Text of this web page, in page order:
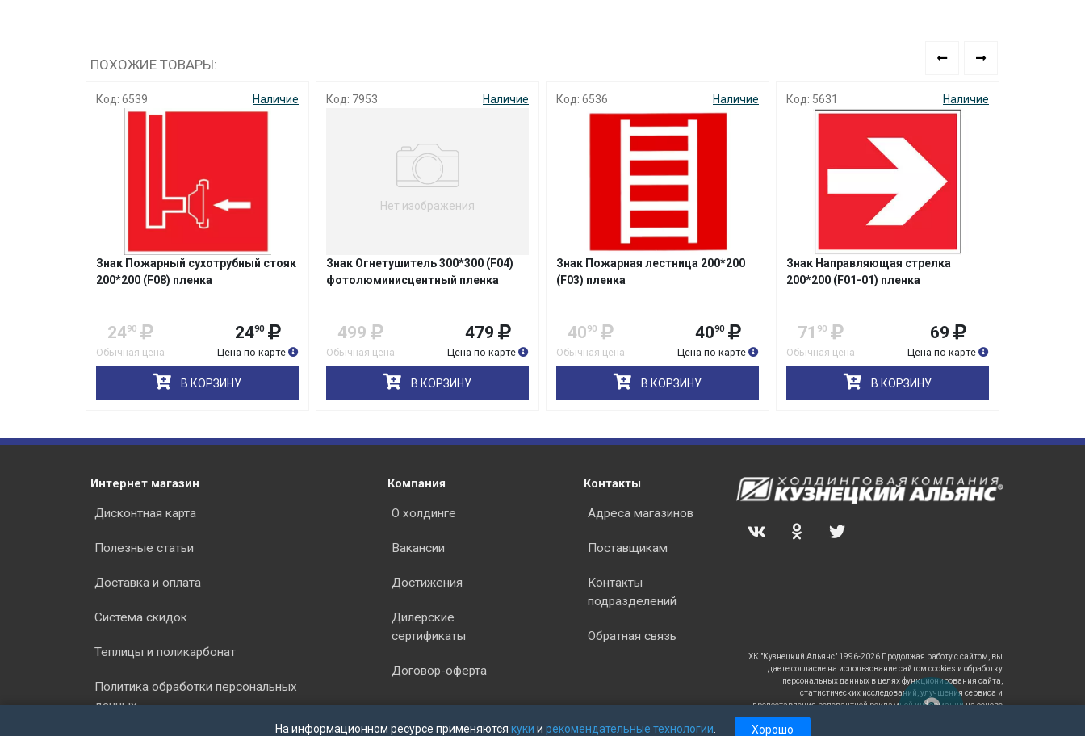
ПОХОЖИЕ ТОВАРЫ:
Код: 6539 Наличие
Знак Пожарный сухотрубный стояк
200*200 (F08) пленка
2490
Обычная цена
2490
Цена по карте
В КОРЗИНУ
Код: 7953 Наличие
Нет изображения
Знак Огнетушитель 300*300 (F04)
фотолюминисцентный пленка
499
Обычная цена
479
Цена по карте
В КОРЗИНУ
Код: 6536 Наличие
Знак Пожарная лестница 200*200
(F03) пленка
4090
Обычная цена
4090
Цена по карте
В КОРЗИНУ
Код: 5631 Наличие
Знак Направляющая стрелка
200*200 (F01-01) пленка
71 90
Обычная цена
69
Цена по карте
В КОРЗИНУ
об оплате Плайтом
раз в 2
8 800 302-02-51
plait.ru
На информационном ресурсе применяются куки и рекомендательные технологии. Хорошо
Интернет магазин
Дисконтная карта
Полезные статьи
Доставка и оплата
Система скидок
Теплицы и поликарбонат
Политика обработки персональных
данных
Компания
О холдинге
Вакансии
Достижения
Дилерские
сертификаты
Договор-оферта
Контакты
Адреса магазинов
Поставщикам
Контакты
подразделений
Обратная связь
ХК "Кузнецкий Альянс" 1996-2026 Продолжая работу с сайтом, вы
даете согласие на использование сайтом cookies и обработку
персональных данных в целях функционирования сайта,
статистических исследований, улучшения сервиса и
предоставления релевантной рекламной информации на основе